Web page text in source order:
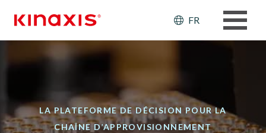
Header:
FR
LA PLATEFORME DE DÉCISION POUR LA
CHAÎNE D’APPROVISIONNEMENT